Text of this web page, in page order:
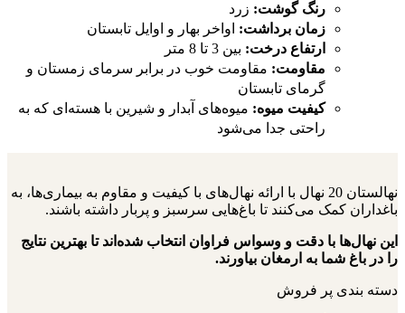
رنگ گوشت: زرد
زمان برداشت: اواخر بهار و اوایل تابستان
ارتفاع درخت: بین 3 تا 8 متر
مقاومت: مقاومت خوب در برابر سرمای زمستان و
گرمای تابستان
کیفیت میوه: میوه‌های آبدار و شیرین با هسته‌ای که به
راحتی جدا می‌شود
نهالستان 20 نهال با ارائه نهال‌های با کیفیت و مقاوم به بیماری‌ها، به
باغداران کمک می‌کنند تا باغ‌هایی سرسبز و پربار داشته باشند.
این نهال‌ها با دقت و وسواس فراوان انتخاب شده‌اند تا بهترین نتایج
را در باغ شما به ارمغان بیاورند.
دسته بندی پر فروش